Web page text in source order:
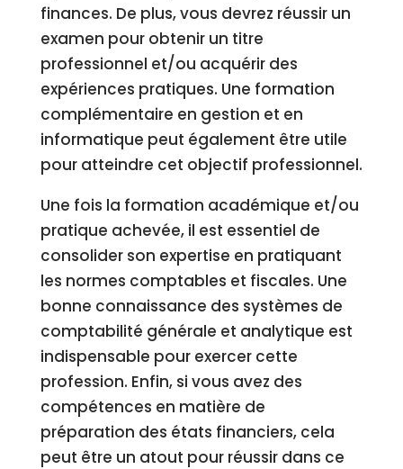
finances. De plus, vous devrez réussir un
examen pour obtenir un titre
professionnel et/ou acquérir des
expériences pratiques. Une formation
complémentaire en gestion et en
informatique peut également être utile
pour atteindre cet objectif professionnel.
Une fois la formation académique et/ou
pratique achevée, il est essentiel de
consolider son expertise en pratiquant
les normes comptables et fiscales. Une
bonne connaissance des systèmes de
comptabilité générale et analytique est
indispensable pour exercer cette
profession. Enfin, si vous avez des
compétences en matière de
préparation des états financiers, cela
peut être un atout pour réussir dans ce